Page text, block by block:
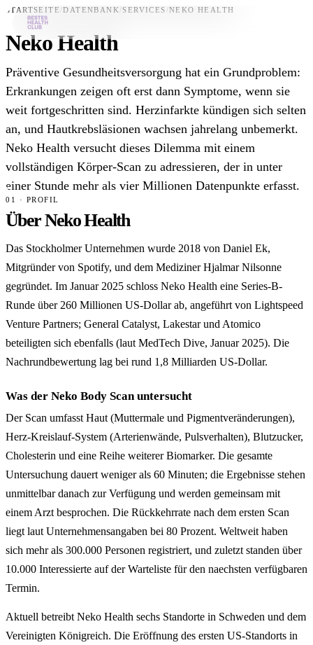
News
Für Unternehmen
Jetzt downloaden
STARTSEITE /DATENBANK /SERVICES /NEKO HEALTH
Neko Health
Präventive Gesundheitsversorgung hat ein Grundproblem:
Erkrankungen zeigen oft erst dann Symptome, wenn sie
weit fortgeschritten sind. Herzinfarkte kündigen sich selten
an, und Hautkrebsläsionen wachsen jahrelang unbemerkt.
Neko Health versucht dieses Dilemma mit einem
vollständigen Körper-Scan zu adressieren, der in unter
einer Stunde mehr als vier Millionen Datenpunkte erfasst.
01 · PROFIL
Über Neko Health
Das Stockholmer Unternehmen wurde 2018 von Daniel Ek,
Mitgründer von Spotify, und dem Mediziner Hjalmar Nilsonne
gegründet. Im Januar 2025 schloss Neko Health eine Series-B-
Runde über 260 Millionen US-Dollar ab, angeführt von Lightspeed
Venture Partners; General Catalyst, Lakestar und Atomico
beteiligten sich ebenfalls (laut MedTech Dive, Januar 2025). Die
Nachrundbewertung lag bei rund 1,8 Milliarden US-Dollar.
Was der Neko Body Scan untersucht
Der Scan umfasst Haut (Muttermale und Pigmentveränderungen),
Herz-Kreislauf-System (Arterienwände, Pulsverhalten), Blutzucker,
Cholesterin und eine Reihe weiterer Biomarker. Die gesamte
Untersuchung dauert weniger als 60 Minuten; die Ergebnisse stehen
unmittelbar danach zur Verfügung und werden gemeinsam mit
einem Arzt besprochen. Die Rückkehrrate nach dem ersten Scan
liegt laut Unternehmensangaben bei 80 Prozent. Weltweit haben
sich mehr als 300.000 Personen registriert, und zuletzt standen über
10.000 Interessierte auf der Warteliste für den naechsten verfügbaren
Termin.
Aktuell betreibt Neko Health sechs Standorte in Schweden und dem
Vereinigten Königreich. Die Eröffnung des ersten US-Standorts in